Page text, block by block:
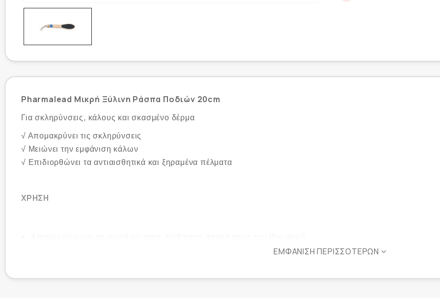
Pharmalead Μικρή Ξύλινη Ράσπα Ποδιών 20cm
Για σκληρύνσεις, κάλους και σκασμένο δέρμα
√ Απομακρύνει τις σκληρύνσεις
√ Μειώνει την εμφάνιση κάλων
√ Επιδιορθώνει τα αντιαισθητικά και ξηραμένα πέλματα
ΧΡΗΣΗ
Πριν τη χρήση ράσπας αφήνουμε βυθισμένα τα πόδια μας σε ζεστό ποδόλουτρο για 15'.
ΕΜΦΆΝΙΣΗ ΠΕΡΙΣΣΌΤΕΡΩΝ